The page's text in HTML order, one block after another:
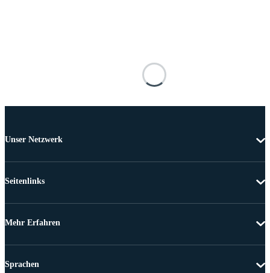
Unser Netzwerk
Seitenlinks
Mehr Erfahren
Sprachen